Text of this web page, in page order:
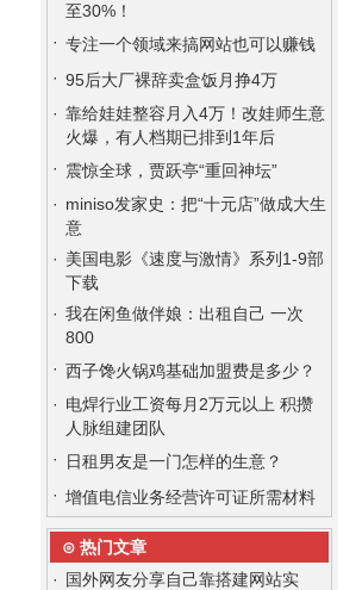
至30%！
· 专注一个领域来搞网站也可以赚钱
· 95后大厂裸辞卖盒饭月挣4万
· 靠给娃娃整容月入4万！改娃师生意
火爆，有人档期已排到1年后
· 震惊全球，贾跃亭“重回神坛”
· miniso发家史：把“十元店”做成大生
意
· 美国电影《速度与激情》系列1-9部
下载
· 我在闲鱼做伴娘：出租自己 一次
800
· 西子馋火锅鸡基础加盟费是多少？
· 电焊行业工资每月2万元以上 积攒
人脉组建团队
·
日租男友是一门怎样的生意？
· 增值电信业务经营许可证所需材料
⊙ 热门文章
·
国外网友分享自己靠搭建网站实